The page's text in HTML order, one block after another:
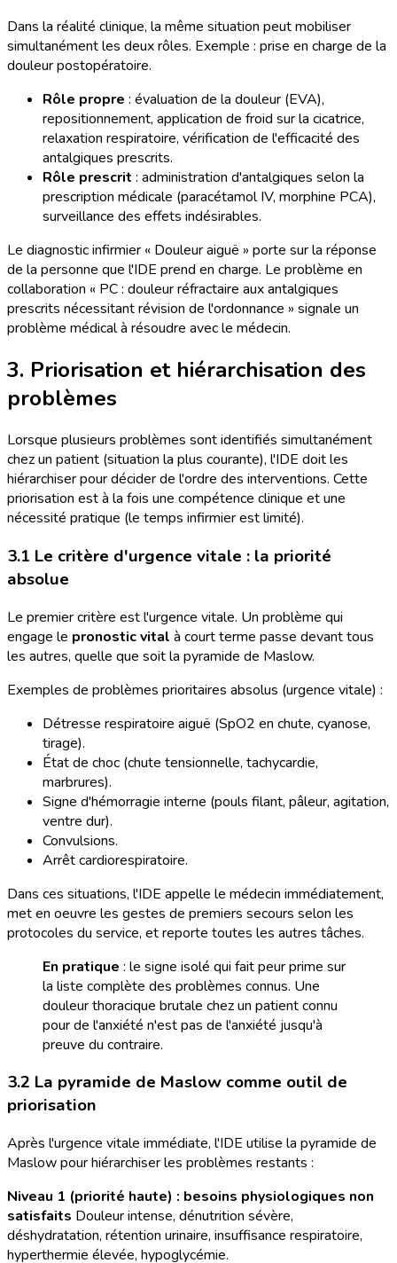
Dans la réalité clinique, la même situation peut mobiliser
simultanément les deux rôles. Exemple : prise en charge de la
douleur postopératoire.
Rôle propre : évaluation de la douleur (EVA),
repositionnement, application de froid sur la cicatrice,
relaxation respiratoire, vérification de l'efficacité des
antalgiques prescrits.
Rôle prescrit : administration d'antalgiques selon la
prescription médicale (paracétamol IV, morphine PCA),
surveillance des effets indésirables.
Le diagnostic infirmier « Douleur aiguë » porte sur la réponse
de la personne que l'IDE prend en charge. Le problème en
collaboration « PC : douleur réfractaire aux antalgiques
prescrits nécessitant révision de l'ordonnance » signale un
problème médical à résoudre avec le médecin.
3. Priorisation et hiérarchisation des
problèmes
Lorsque plusieurs problèmes sont identifiés simultanément
chez un patient (situation la plus courante), l'IDE doit les
hiérarchiser pour décider de l'ordre des interventions. Cette
priorisation est à la fois une compétence clinique et une
nécessité pratique (le temps infirmier est limité).
3.1 Le critère d'urgence vitale : la priorité
absolue
Le premier critère est l'urgence vitale. Un problème qui
engage le pronostic vital à court terme passe devant tous
les autres, quelle que soit la pyramide de Maslow.
Exemples de problèmes prioritaires absolus (urgence vitale) :
Détresse respiratoire aiguë (SpO2 en chute, cyanose,
tirage).
État de choc (chute tensionnelle, tachycardie,
marbrures).
Signe d'hémorragie interne (pouls filant, pâleur, agitation,
ventre dur).
Convulsions.
Arrêt cardiorespiratoire.
Dans ces situations, l'IDE appelle le médecin immédiatement,
met en oeuvre les gestes de premiers secours selon les
protocoles du service, et reporte toutes les autres tâches.
En pratique : le signe isolé qui fait peur prime sur
la liste complète des problèmes connus. Une
douleur thoracique brutale chez un patient connu
pour de l'anxiété n'est pas de l'anxiété jusqu'à
preuve du contraire.
3.2 La pyramide de Maslow comme outil de
priorisation
Après l'urgence vitale immédiate, l'IDE utilise la pyramide de
Maslow pour hiérarchiser les problèmes restants :
Niveau 1 (priorité haute) : besoins physiologiques non
satisfaits Douleur intense, dénutrition sévère,
déshydratation, rétention urinaire, insuffisance respiratoire,
hyperthermie élevée, hypoglycémie.